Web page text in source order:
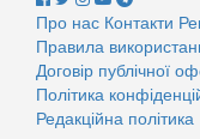
Про нас Контакти
Правила
Договір публічної
Політика
Редакційна політика